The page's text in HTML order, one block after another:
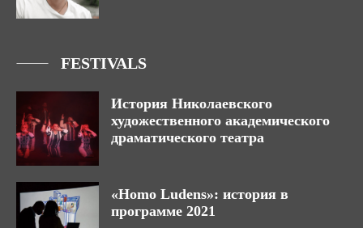
FESTIVALS
История Николаевского
художественного академического
драматического театра
«Homo Ludens»: история в
программе 2021